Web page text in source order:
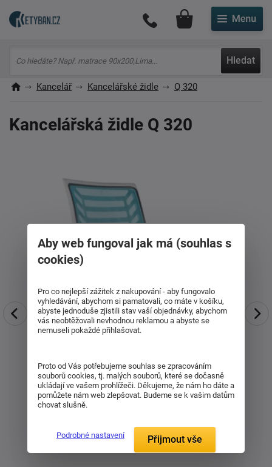
Hledat
Můj účet
Kancelář Kancelářské židle Q 320
Kancelářská židle Q 320
Aby web fungoval jak má (souhlas s
cookies)
Pro co nejlepší zážitek z nakupování - aby fungovalo
vyhledávání, abychom si pamatovali, co máte v košíku,
abyste jednoduše zjistili stav vaší objednávky, abychom
vás neobtěžovali nevhodnou reklamou a abyste se
nemuseli pokaždé přihlašovat.
Proto od Vás potřebujeme souhlas se zpracováním
souborů cookies, tj. malých souborů, které se dočasně
ukládají ve vašem prohlížeči. Děkujeme, že nám ho dáte a
pomůžete nám web zlepšovat. Budeme se k vašim datům
chovat slušně.
Podrobné nastavení Přijmout vše